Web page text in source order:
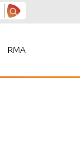
RMA